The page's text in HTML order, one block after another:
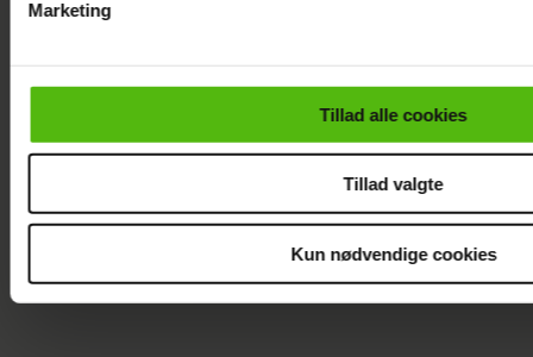
cookiepolitik.
Marketing
Tillad alle cookies
Tillad valgte
Kun nødvendige cookies
Se videoen: Jesper Buch som DJ på